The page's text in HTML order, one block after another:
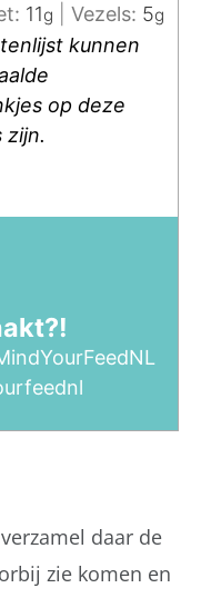
11g Vezels: 5g
op deze
zijn.
daar de
zie komen en